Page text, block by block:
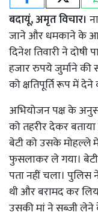
बदायूं, अमृत विचार।
जाने और धमकाने के
दिनेश तिवारी ने
हजार रुपये जुर्माने की
को क्षतिपूर्ति रूप में
अभियोजन पक्ष के
को तहरीर देकर
बेटी को उसके मोहल्ले
फुसलाकर ले गया।
पता नहीं चला। पुलिस
थी और बरामद कर
उसकी मां ने सब्जी लेने